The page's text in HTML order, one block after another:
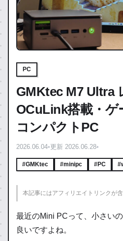
PC
GMKtec M7 Ultra
OCuLink搭載・ゲ
コンパクトPC
2026.06.04•更新 2026.06.28•
#GMKtec #minipc #PC
本記事にはアフィリエイトリンクが
最近のMini PCって、小さい
良いですよね。